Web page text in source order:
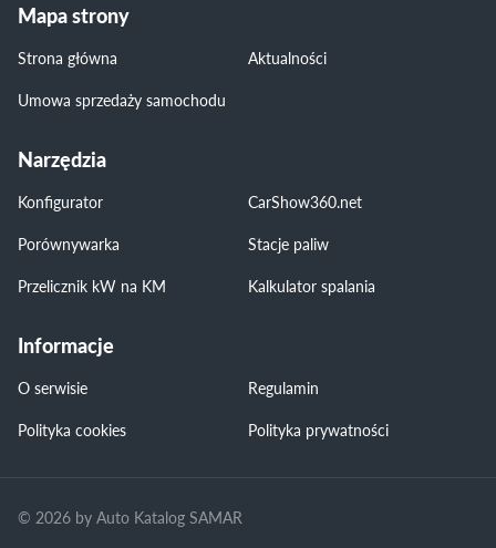
Mapa strony
Strona główna
Aktualności
Umowa sprzedaży samochodu
Narzędzia
Konfigurator
CarShow360.net
Porównywarka
Stacje paliw
Przelicznik kW na KM
Kalkulator spalania
Informacje
O serwisie
Regulamin
Polityka cookies
Polityka prywatności
© 2026 by Auto Katalog SAMAR